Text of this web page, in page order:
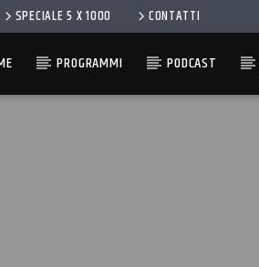
SPECIALE 5 X 1000 CONTATTI
PROGRAMMI PODCAST